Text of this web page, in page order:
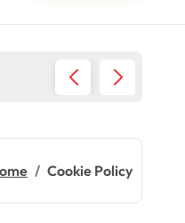
Cookie Policy